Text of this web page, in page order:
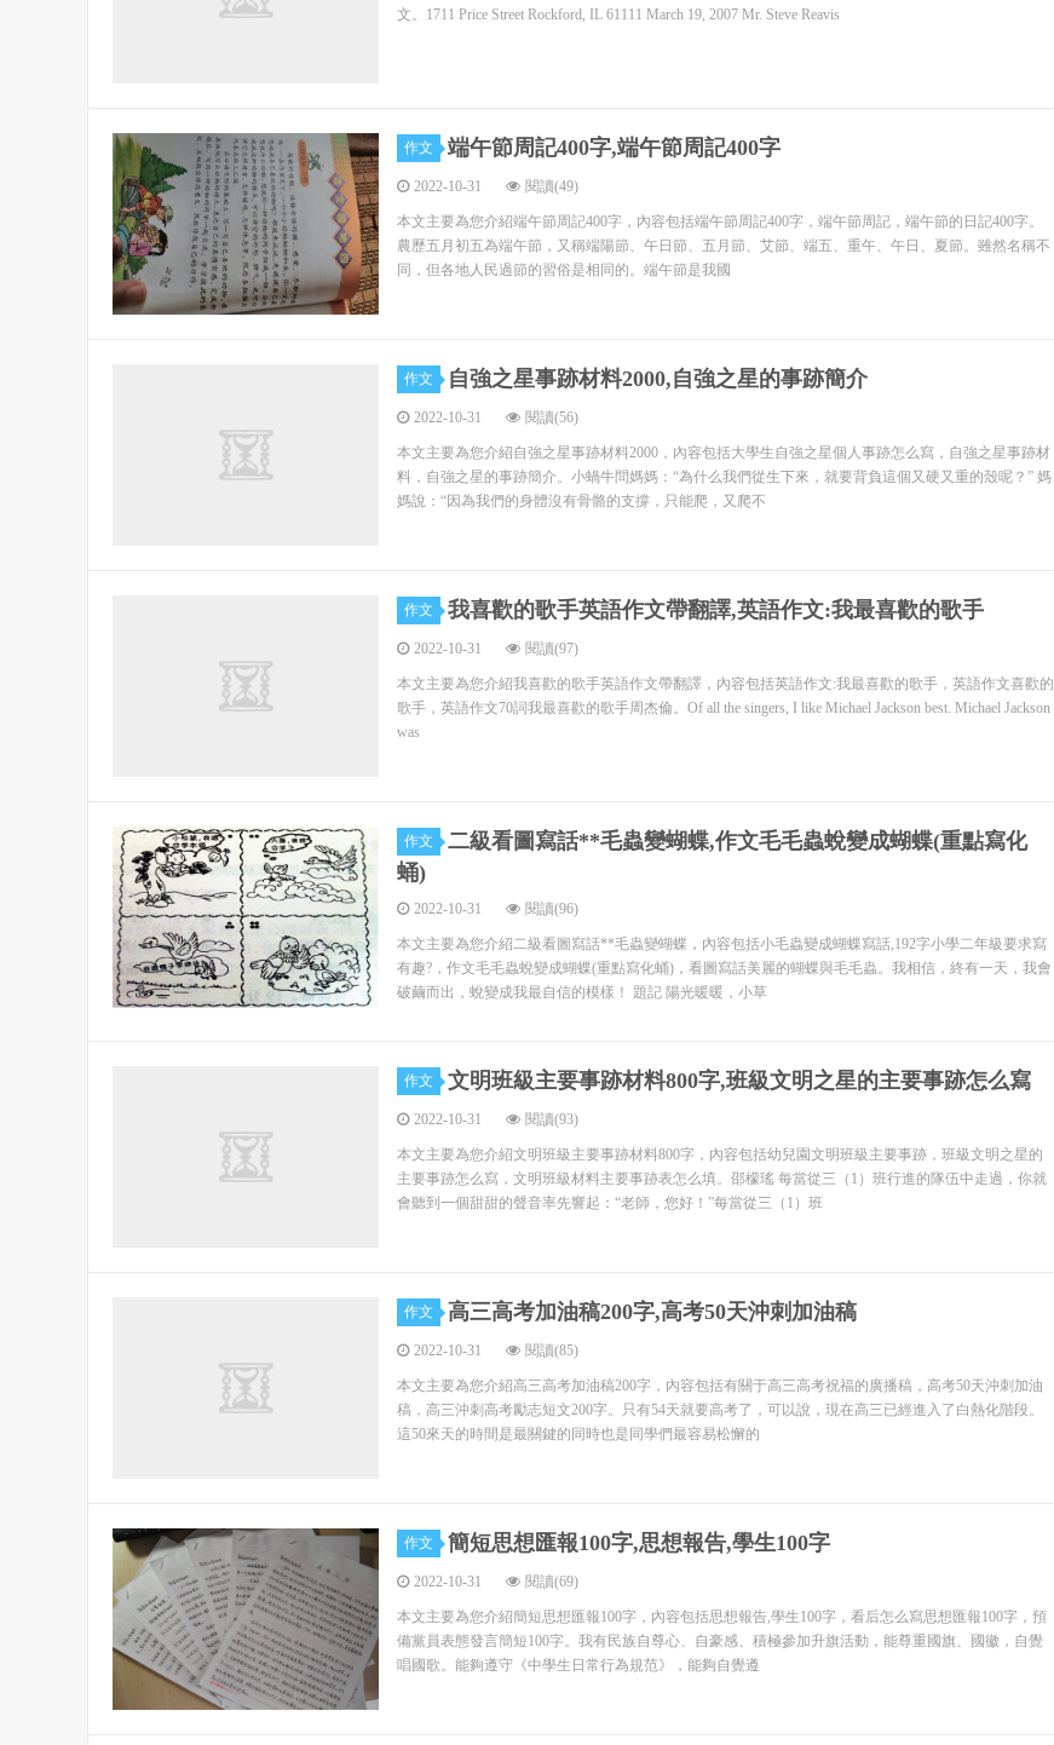
偏遠的山區，還是繁華的都市，大學生們不怕苦、不怕累、全心全意為人民服務的工作態度給實踐單位及更多的干
動的開展培養了大學生獨立處世的能力。
大學生在社會實踐過程中，通過獨立生活、獨立思考、獨立自主的去面對問題，分析問題、解決問題，對社會的
認識更加清晰。不管在實踐過。
我的家鄉 調查報告怎么寫(2000字)
時間、地點所采用的調查方法、方式 2.主體詳細描述基本情況、做法、經驗分析調查研究所得材料中得出的各種具體
認識、觀點和基本結論 3.結尾提出解決問題的方法、對策或下一步改進工作的建議；或總結全文的主要觀點，進一步
深化主題；或提出問題，引發大家的進一步思考；或展望前景，發出鼓舞和號召。
4.附件（選擇項）附件是對正文報告的補充或更詳盡的說明，包括數據匯總表及原始資料、背景材料和必要的工作
技術報告。范文：我的家鄉文明調查報告調查人：？？？調查地點：福建平潭調查時間：2009年11月26日星期四走進
這些都在說我們的家鄉在變化！是啊！從以前的不方便到現在科技發達。這中間經歷了多少事情啊。
我不說以前的不文明，就說說我們現在的文明。平潭島距福州128公里，為我國第五大島，福建第一大島。
海上有島嶼巖礁，組合條件好，灣向性好。壇南灣和海壇灣沙灘長度約有40公里，以每個游客平均擁有3平方米海
濱沙灘計算，可容納游客120萬人以上，是目前國內發現的最大的海濱浴場之一。
平潭的海蝕地貌甲天下。島上海蝕崖、海蝕洞、海蝕穴、海蝕平臺、海蝕階地等星羅棋布，形態各異，或如海豚
戲水，跳躍騰空；或如利鱷刺天，銳不可擋；或如海龜登陸，搖曳徐行…形神兼備、栩栩如生，令游客嘆為觀止。
誰幫我寫一份2000字以上的大學生調查報告
綜合自己的總體計劃，去我決定選擇酒店實習，并且經過抽簽選到了一家五星級的酒店，那是我所希望了解和學
習的一家比較理想的酒店。這是南寧市唯一的一家五星級酒店——明園新都大酒店（The Majestic Hotel）， 名字對于
南寧市民甚至是整個廣西都是如雷貫耳的了，巧合的是該酒店的總經理陳曉為先生經邀請在本校作了一次報告，才了
解到原來明園新都大酒店建于1995年，是一家“九星級”的飯店——由一座四星級的明園飯店和一座五星級的新都酒店
嗎？或者是還存在著什么問題有待解決呢？我甚至開始盤算起我能在這個飯店學到什么嗎？ 那么這座酒店到底怎么樣
呢？有什么值得我們借鑒的呢？還有什么需要改進的呢？給我的感受是怎么樣的呢？那么且聽我慢慢道來。 第一部
分：中餐部 明園新都的餐飲部大致分成如下幾個部門：中餐部（包括廣東軒、多功能廳和6個包廂）、西餐部（包括花
園餐廳和自助餐廳）和酒水部（包括大堂吧、樂怡吧、中餐吧、西餐吧和自助吧）。
我們10人被分成了3個組，分別在不同的部門，并且每20天換一次部門，這樣能讓我們比較全面的了解整個餐飲業
文。1711 Price Street Rockford, IL 61111 March 19, 2007 Mr. Steve Reavis
作文 端午節周記400字,端午節周記400字
2022-10-31 閱讀(49)
本文主要為您介紹端午節周記400字，內容包括端午節周記400字，端午節周記，端午節的日記400字。
農歷五月初五為端午節，又稱端陽節、午日節、五月節、艾節、端五、重午、午日、夏節。雖然名稱不
同，但各地人民過節的習俗是相同的。端午節是我國
作文 自強之星事跡材料2000,自強之星的事跡簡介
2022-10-31 閱讀(56)
本文主要為您介紹自強之星事跡材料2000，內容包括大學生自強之星個人事跡怎么寫，自強之星事跡材
料，自強之星的事跡簡介。小蝸牛問媽媽：“為什么我們從生下來，就要背負這個又硬又重的殼呢？” 媽
媽說：“因為我們的身體沒有骨骼的支撐，只能爬，又爬不
作文 我喜歡的歌手英語作文帶翻譯,英語作文:我最喜歡的歌手
2022-10-31 閱讀(97)
本文主要為您介紹我喜歡的歌手英語作文帶翻譯，內容包括英語作文:我最喜歡的歌手，英語作文喜歡的
歌手，英語作文70詞我最喜歡的歌手周杰倫。Of all the singers, I like Michael Jackson best. Michael Jackson
was
作文
二級看圖寫話**毛蟲變蝴蝶,作文毛毛蟲蛻變成蝴蝶(重點寫化
蛹)
2022-10-31 閱讀(96)
本文主要為您介紹二級看圖寫話**毛蟲變蝴蝶，內容包括小毛蟲變成蝴蝶寫話,192字小學二年級要求寫
有趣?，作文毛毛蟲蛻變成蝴蝶(重點寫化蛹)，看圖寫話美麗的蝴蝶與毛毛蟲。我相信，終有一天，我會
破繭而出，蛻變成我最自信的模樣！ 題記 陽光暖暖，小草
作文 文明班級主要事跡材料800字,班級文明之星的主要事跡怎么寫
2022-10-31 閱讀(93)
本文主要為您介紹文明班級主要事跡材料800字，內容包括幼兒園文明班級主要事跡，班級文明之星的
主要事跡怎么寫，文明班級材料主要事跡表怎么填。邵檬瑤 每當從三（1）班行進的隊伍中走過，你就
會聽到一個甜甜的聲音率先響起：“老師，您好！”每當從三（1）班
作文 高三高考加油稿200字,高考50天沖刺加油稿
2022-10-31 閱讀(85)
本文主要為您介紹高三高考加油稿200字，內容包括有關于高三高考祝福的廣播稿，高考50天沖刺加油
稿，高三沖刺高考勵志短文200字。只有54天就要高考了，可以說，現在高三已經進入了白熱化階段。
這50來天的時間是最關鍵的同時也是同學們最容易松懈的
作文 簡短思想匯報100字,思想報告,學生100字
2022-10-31 閱讀(69)
本文主要為您介紹簡短思想匯報100字，內容包括思想報告,學生100字，看后怎么寫思想匯報100字，預
備黨員表態發言簡短100字。我有民族自尊心、自豪感、積極參加升旗活動，能尊重國旗、國徽，自覺
唱國歌。能夠遵守《中學生日常行為規范》，能夠自覺遵